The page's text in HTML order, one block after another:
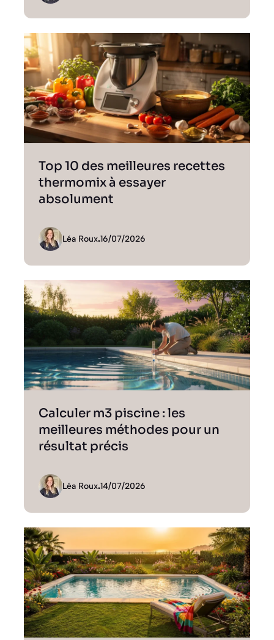
Top 10 des meilleures recettes
thermomix à essayer
absolument
Léa Roux.16/07/2026
Calculer m3 piscine : les
meilleures méthodes pour un
résultat précis
Léa Roux.14/07/2026